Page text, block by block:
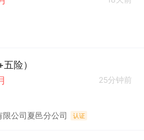
险）
25分钟前
公司夏邑分公司 认证